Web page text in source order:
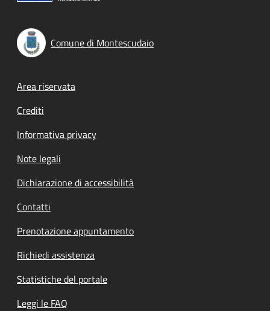
Comune di Montescudaio
Footer menu
Area riservata
Crediti
Informativa privacy
Note legali
Dichiarazione di accessibilità
Contatti
Prenotazione appuntamento
Richiedi assistenza
Statistiche del portale
Leggi le FAQ